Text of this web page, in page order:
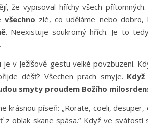
že vypisoval hříchy všech
všechno zlé, co uděláme nebo dobro,
. Neexistuje soukromý hřích. Je to
v Ježíšově gestu velké povzbuzení.
déšť? Všechen prach smyje.
smyty proudem Božího
krásnou píseň: „Rorate, coeli,
z oblak skane spása.“ Když ve svátosti